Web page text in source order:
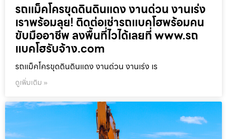
รถแม็คโครขุดดินดินแดง งานด่วน งานเร่ง
เราพร้อมลุย! ติดต่อเช่ารถแบคโฮพร้อมคน
ขับมืออาชีพ ลงพื้นที่ไวได้เลยที่ www.รถ
แบคโฮรับจ้าง.com
รถแม็คโครขุดดินดินแดง งานด่วน งานเร่ง เร
ดูเพิ่มเติม »